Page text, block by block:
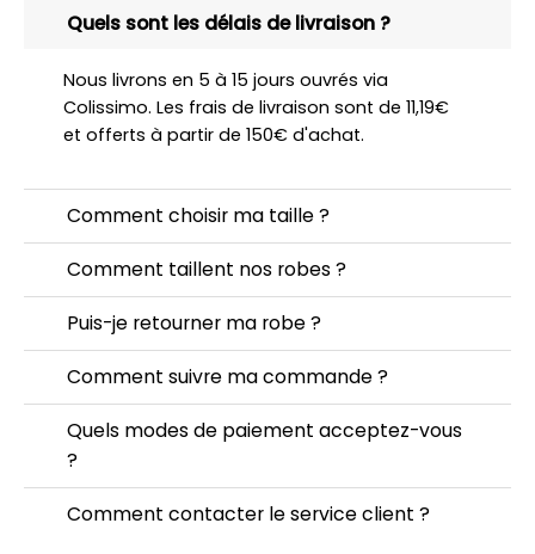
Quels sont les délais de livraison ?
Nous livrons en 5 à 15 jours ouvrés via
Colissimo. Les frais de livraison sont de 11,19€
et offerts à partir de 150€ d'achat.
Comment choisir ma taille ?
Comment taillent nos robes ?
Puis-je retourner ma robe ?
Comment suivre ma commande ?
Quels modes de paiement acceptez-vous
?
Comment contacter le service client ?